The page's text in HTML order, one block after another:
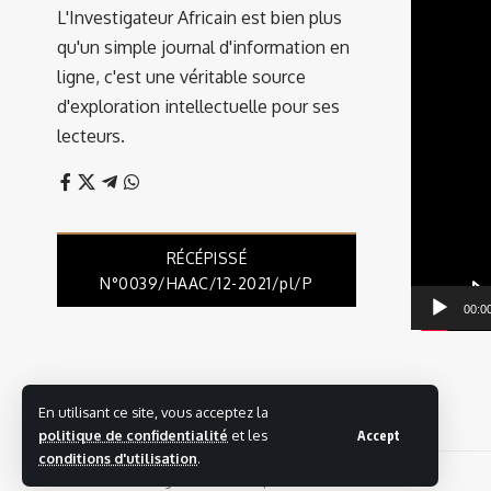
En utilisant ce site, vous acceptez la
politique de confidentialité et les
conditions d'utilisation.
Accept
L'Investigateur Africain est bien plus
qu'un simple journal d'information en
ligne, c'est une véritable source
d'exploration intellectuelle pour ses
lecteurs.
RÉCÉPISSÉ
N°0039/HAAC/12-2021/pl/P